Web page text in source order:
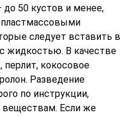
до 50 кустов и менее,
следует вставить в
жидкостью. В качестве
перлит, кокосовое
Разведение
по инструкции,
веществам. Если же